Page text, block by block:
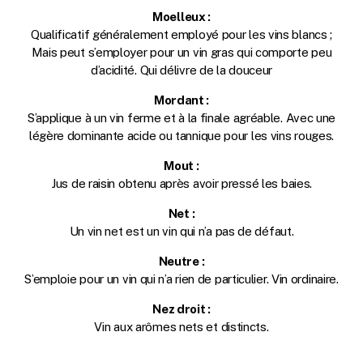
Moelleux :
Qualificatif généralement employé pour les vins blancs ;
Mais peut s’employer pour un vin gras qui comporte peu
d’acidité. Qui délivre de la douceur
Mordant :
S’applique à un vin ferme et à la finale agréable. Avec une
légère dominante acide ou tannique pour les vins rouges.
Mout :
Jus de raisin obtenu après avoir pressé les baies.
Net :
Un vin net est un vin qui n’a pas de défaut.
Neutre :
S’emploie pour un vin qui n’a rien de particulier. Vin ordinaire.
Nez droit :
Vin aux arômes nets et distincts.